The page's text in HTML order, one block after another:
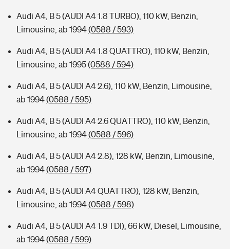
Kinderunfall-Check: Mehr Sicherheit für deine Kids
Typklassen: So ist Ihr Auto eingestuft
Sie haben Fragen?
Audi A4, B 5 (AUDI A4 1.8 TURBO), 110 kW, Benzin,
Limousine, ab 1994(0588 / 593)
Audi A4, B 5 (AUDI A4 1.8 QUATTRO), 110 kW, Benzin,
Limousine, ab 1995(0588 / 594)
Audi A4, B 5 (AUDI A4 2.6), 110 kW, Benzin, Limousine,
ab 1994(0588 / 595)
Audi A4, B 5 (AUDI A4 2.6 QUATTRO), 110 kW, Benzin,
Limousine, ab 1994(0588 / 596)
Audi A4, B 5 (AUDI A4 2.8), 128 kW, Benzin, Limousine,
ab 1994(0588 / 597)
Audi A4, B 5 (AUDI A4 QUATTRO), 128 kW, Benzin,
Limousine, ab 1994(0588 / 598)
Audi A4, B 5 (AUDI A4 1.9 TDI), 66 kW, Diesel, Limousine,
ab 1994(0588 / 599)